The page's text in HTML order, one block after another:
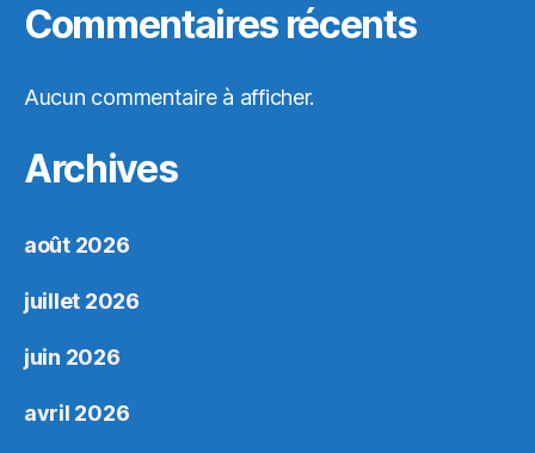
Commentaires récents
Aucun commentaire à afficher.
Archives
août 2026
juillet 2026
juin 2026
avril 2026